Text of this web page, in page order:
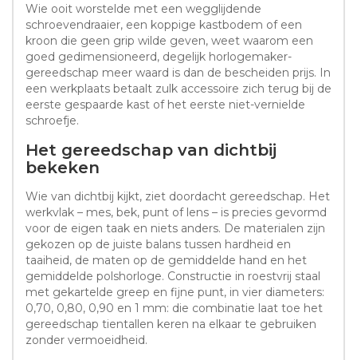
Wie ooit worstelde met een wegglijdende
schroevendraaier, een koppige kastbodem of een
kroon die geen grip wilde geven, weet waarom een
goed gedimensioneerd, degelijk horlogemaker-
gereedschap meer waard is dan de bescheiden prijs. In
een werkplaats betaalt zulk accessoire zich terug bij de
eerste gespaarde kast of het eerste niet-vernielde
schroefje.
Het gereedschap van dichtbij
bekeken
Wie van dichtbij kijkt, ziet doordacht gereedschap. Het
werkvlak – mes, bek, punt of lens – is precies gevormd
voor de eigen taak en niets anders. De materialen zijn
gekozen op de juiste balans tussen hardheid en
taaiheid, de maten op de gemiddelde hand en het
gemiddelde polshorloge. Constructie in roestvrij staal
met gekartelde greep en fijne punt, in vier diameters:
0,70, 0,80, 0,90 en 1 mm: die combinatie laat toe het
gereedschap tientallen keren na elkaar te gebruiken
zonder vermoeidheid.